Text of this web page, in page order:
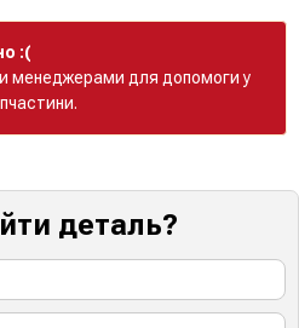
:(
менеджерами для допомоги у
деталь?